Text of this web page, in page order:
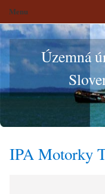
Územná
IPA Motorky
Menu